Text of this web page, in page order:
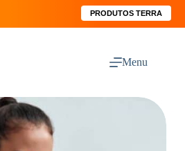
PRODUTOS TERRA
Menu